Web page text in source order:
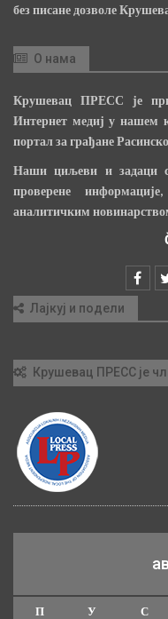
без писане дозволе
О нама
Крушевац ПРЕСС је
Интернет медиј у нашем
портал за грађане
Наши циљеви и задаци
проверене
аналитичким
Лајкуј и подели
Крушевац ПРЕСС је
П У С